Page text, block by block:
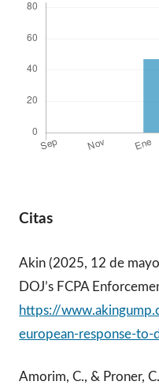
Citas
Akin (2025, 12 de
DOJ’s FCPA
https://
european-response-to-
Amorim, C., & Proner,